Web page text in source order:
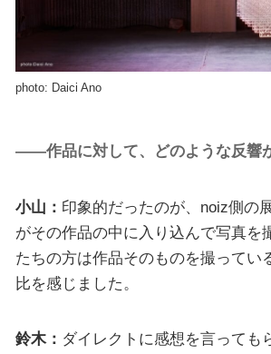
photo: Daici Ano
——作品に対して、どのような反響
小山： 印象的だったのが、noiz側の
がその作品の中に入り込んで写真を
たちの方は作品そのものを撮ってい
比を感じました。
鈴木： ダイレクトに感想を言っても